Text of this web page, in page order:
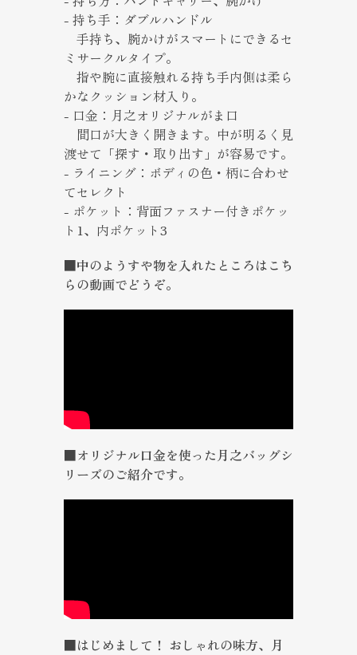
- 持ち手：ダブルハンドル
手持ち、腕かけがスマートにできるセ
ミサークルタイプ。
指や腕に直接触れる持ち手内側は柔ら
かなクッション材入り。
- 口金：月之オリジナルがま口
間口が大きく開きます。中が明るく見
渡せて「探す・取り出す」が容易です。
- ライニング：ボディの色・柄に合わせ
てセレクト
- ポケット：背面ファスナー付きポケッ
ト1、内ポケット3
■中のようすや物を入れたところはこち
らの動画でどうぞ。
■オリジナル口金を使った月之バッグシ
リーズのご紹介です。
■はじめまして！ おしゃれの味方、月